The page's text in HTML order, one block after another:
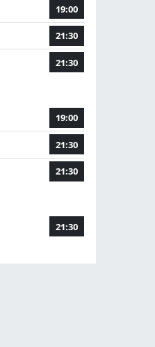
19:00
21:30
21:30
19:00
21:30
21:30
21:30